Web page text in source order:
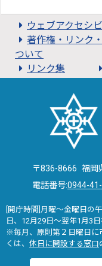
ウェブアクセシ
著作権・リンク
ついて
リンク集
〒836-8666 福岡
電話番号:0944-41-
[開庁時間]月曜～金曜日の
日、12月29日～翌年1月3日
※毎月、原則第２日曜日に
くは、 休日に開設する窓口